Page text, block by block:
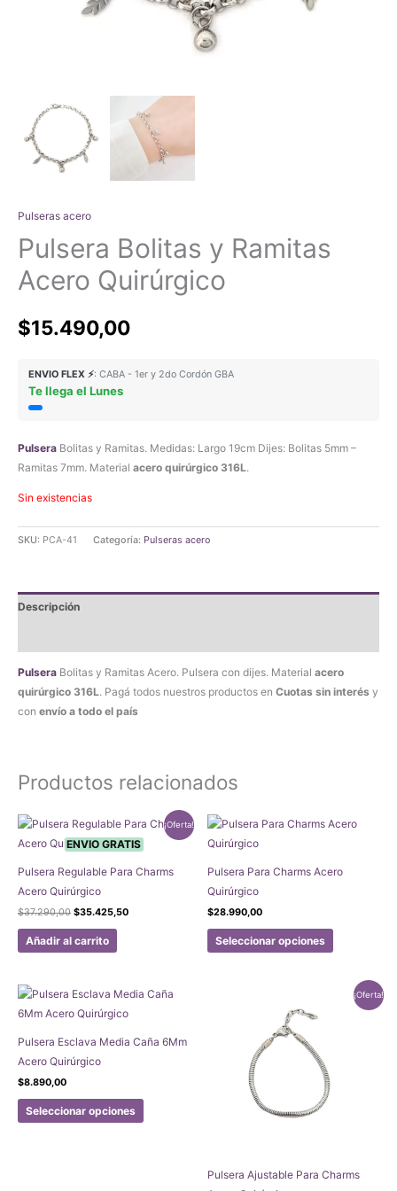
Pulseras acero
Pulsera Bolitas y Ramitas
Acero Quirúrgico
$15.490,00
ENVIO FLEX ⚡: CABA - 1er y 2do Cordón GBA
Te llega el Lunes
Pulsera Bolitas y Ramitas. Medidas: Largo 19cm Dijes: Bolitas 5mm –
Ramitas 7mm. Material acero quirúrgico 316L.
Sin existencias
SKU: PCA-41 Categoría: Pulseras acero
Descripción
Pulsera Bolitas y Ramitas Acero. Pulsera con dijes. Material acero
quirúrgico 316L. Pagá todos nuestros productos en Cuotas sin interés y
con envío a todo el país
Productos relacionados
¡Oferta!
ENVIO GRATIS
Pulsera Regulable Para Charms
Acero Quirúrgico
$37.290,00 El
original
era:
$35.425,50El
Añadir al carrito
Pulsera Para Charms Acero
Quirúrgico
$28.990,00
Seleccionar opciones
Este
producto
múltiples
variantes.
Pulsera Esclava Media Caña 6Mm
Acero Quirúrgico
$8.890,00
Seleccionar opciones
Este
producto
¡Oferta!
Pulsera Ajustable Para Charms